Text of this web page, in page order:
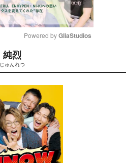
t
e
Powered by GliaStudios
純烈
じゅんれつ